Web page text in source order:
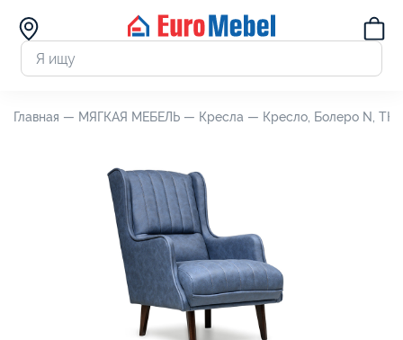
Главная — МЯГКАЯ МЕБЕЛЬ — Кресла — Кресло, Болеро N, ТК